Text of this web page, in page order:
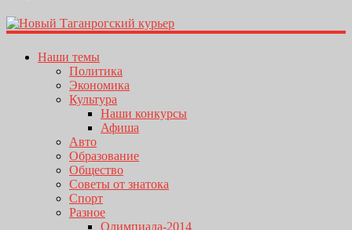
Наши темы
Политика
Экономика
Культура
Наши конкурсы
Афиша
Авто
Образование
Общество
Советы от знатока
Спорт
Разное
Олимпиада-2014